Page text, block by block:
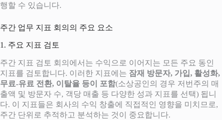
행할 수 있습니다.
주간 업무 지표 회의의 주요 요소
1. 주요 지표 검토
주간 지표 검토 회의에서는 수익으로 이어지는 모든 주요 동인
지표를 검토합니다. 이러한 지표에는 잠재 방문자, 가입, 활성화,
무료-유료 전환, 이탈율 등이 포함(소상공인의 경우 저번주의 매
출액 및 방문자 수, 객당 매출 등 다양한 성과 지표를 선택) 됩니
다. 이 지표들은 회사의 수익 창출에 직접적인 영향을 미치므로,
주간 단위로 추적하고 분석하는 것이 중요합니다.